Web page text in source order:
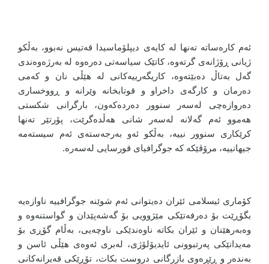
ئەم کارەساتە تەنها لە کایەی دیپلۆماسیدا قەتیس نەبوو، بەڵکو
ژیانی ڕۆژانەی گرتەوە، کاتێک سیاسەتی دەرەوە لە بەرژەوەندی
گەل بەتاڵ دەبێتەوە، کاریگەرییەکانی لە هێڵی نان و کەمی
دەرمان و کارگەی داخراو و قوتابخانە وێرانە و ڕووخساری
دەروازەچی لەسەر سنوور دەردەکەون، بارگرانی شکستی
هەموو ئەم گەلانە لەسەر شانی هەڵدەگرێت، پۆرتێر تەنها
کرێکاری سنوور نییە، بەڵکو ئەو بەرجەستەی ئەم سیستەمە
جیهانییە، مرۆڤێکە کە جوگرافیای قورسایی لەسەرە.
کۆماری ئیسلامی ئێران دەیتوانی ئەم شوێنە جوگرافییە ناوازەیە
بگۆڕێت بۆ دەرفەتێکی مێژوویی بۆ گەشەپێدان و گواستنەوە و
وەبەرهێنان و ئێران بکاتە ناوەندێکی ناوچەیی، بەڵام گۆڕی بۆ
مەیدانێکی پەرتبوونی ئایدیۆلۆژی، لەبری ئەوەی هێڵی ئاسن و
بەندەر و ڕێڕەوی بازرگانی دروست بکات، تۆڕێکی قەیرانەکانی